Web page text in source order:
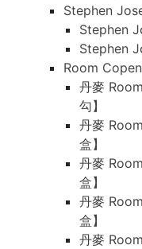
Stephen
Stephen
Stephen
Room
丹麥
勾】
丹麥
盒】
丹麥
盒】
丹麥
盒】
丹麥